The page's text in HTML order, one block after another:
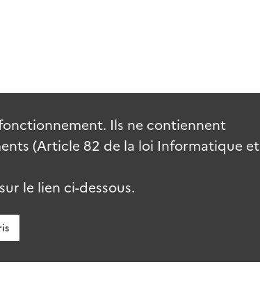
Ils ne contiennent
(Article 82 de la loi Informatique et
le lien ci-dessous.